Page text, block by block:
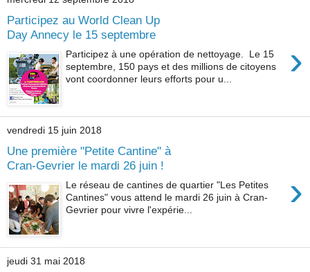
Participez au World Clean Up
Day Annecy le 15 septembre
›
Participez à une opération de nettoyage. Le 15
septembre, 150 pays et des millions de citoyens
vont coordonner leurs efforts pour u...
vendredi 15 juin 2018
Une première "Petite Cantine" à
Cran-Gevrier le mardi 26 juin !
›
Le réseau de cantines de quartier "Les Petites
Cantines" vous attend le mardi 26 juin à Cran-
Gevrier pour vivre l'expérie...
jeudi 31 mai 2018